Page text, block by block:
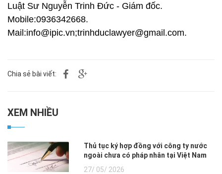
Luật Sư Nguyễn Trinh Đức - Giám đốc.
Mobile:0936342668.
Mail:info@ipic.vn;trinhduclawyer@gmail.com.
Chia sẻ bài viết:
XEM NHIỀU
Thủ tục ký hợp đồng với công ty nước
ngoài chưa có pháp nhân tại Việt Nam
27/ 05/ 2026